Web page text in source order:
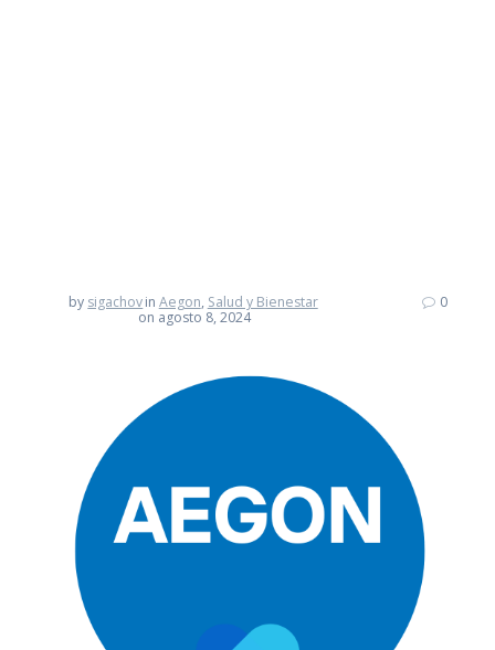
by sigachovin Aegon, Salud y Bienestar
on agosto 8, 2024
0